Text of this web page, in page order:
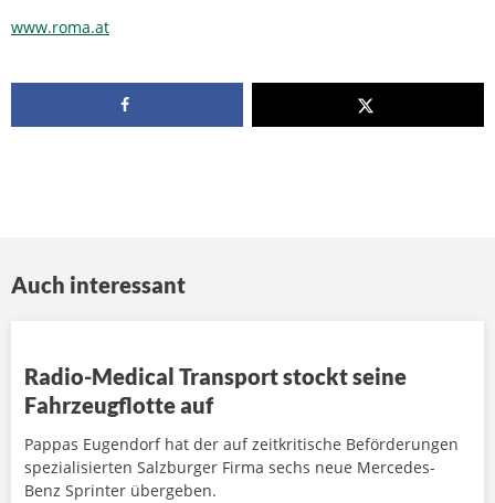
www.roma.at
Auch interessant
Radio-Medical Transport stockt seine
Fahrzeugflotte auf
Pappas Eugendorf hat der auf zeitkritische Beförderungen
spezialisierten Salzburger Firma sechs neue Mercedes-
Benz Sprinter übergeben.